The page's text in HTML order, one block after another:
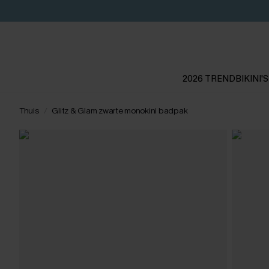
2026 TRENDBIKINI'S
Thuis Glitz & Glam zwarte monokini badpak